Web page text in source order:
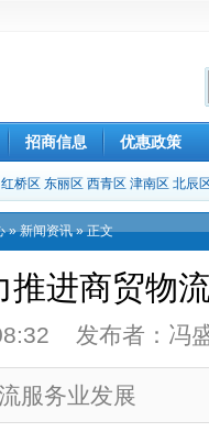
招商信息 优惠政策
红桥区 东丽区 西青区 津南区 北辰
»新闻资讯» 正文
推进商贸物
发布者：冯
服务业发展